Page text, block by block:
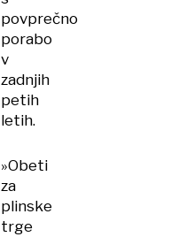
povprečno
porabo
v
zadnjih
petih
letih.
»Obeti
za
plinske
trge